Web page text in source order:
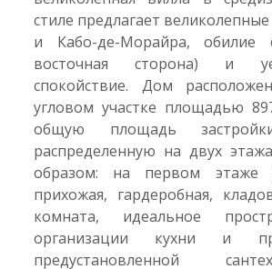
стиле предлагает
и Кабо-де-Морайра, обилие
восточная сторона) и
спокойствие. Дом
угловом участке площадью
общую площадь
распределенную на двух
образом: на первом этаже
прихожая, гардеробная,
комната, идеальное
организации кухни и
предустановленной